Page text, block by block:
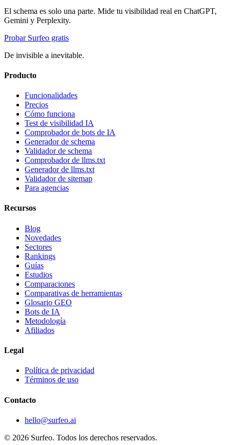
El schema es solo una parte. Mide tu visibilidad real en ChatGPT,
Gemini y Perplexity.
Probar Surfeo gratis
De invisible a inevitable.
Producto
Funcionalidades
Precios
Cómo funciona
Test de visibilidad IA
Comprobador de bots de IA
Generador de schema
Validador de schema
Comprobador de llms.txt
Generador de llms.txt
Validador de sitemap
Para agencias
Recursos
Blog
Novedades
Sectores
Rankings
Guías
Estudios
Comparaciones
Comparativas de herramientas
Glosario GEO
Bots de IA
Metodología
Afiliados
Legal
Política de privacidad
Términos de uso
Contacto
hello@surfeo.ai
© 2026 Surfeo. Todos los derechos reservados.